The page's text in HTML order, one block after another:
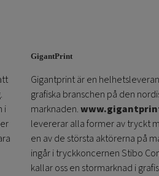
i
GigantPrint
Gigantprint är en
grafiska branschen på den
marknaden.
levererar alla former av tryckt
en av de största aktörerna på
ingår i tryckkoncernen Stibo
kallar oss en stormarknad i